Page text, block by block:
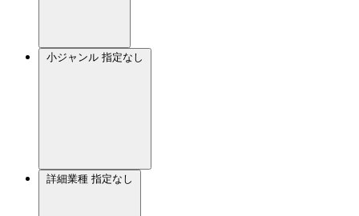
小ジャンル 指定なし
詳細業種 指定なし